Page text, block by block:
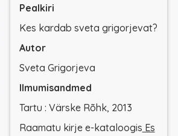
Pealkiri
Kes kardab sveta grigorjevat?
Autor
Sveta Grigorjeva
Ilmumisandmed
Tartu : Värske Rõhk, 2013
Raamatu kirje e-kataloogis Es